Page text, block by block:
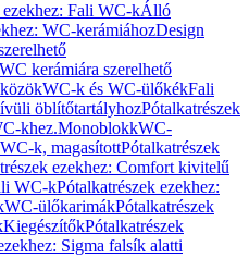
ezekhez: Fali WC-kÁlló
WC-kerámiáhozDesign
WC kerámiára szerelhető
WC-k és WC-ülőkékFali
öblítőtartályhozPótalkatrészek
khez.MonoblokkWC-
k, magasítottPótalkatrészek
ezekhez: Comfort kivitelű
WC-kPótalkatrészek ezekhez:
WC-ülőkarimákPótalkatrészek
KiegészítőkPótalkatrészek
Sigma falsík alatti